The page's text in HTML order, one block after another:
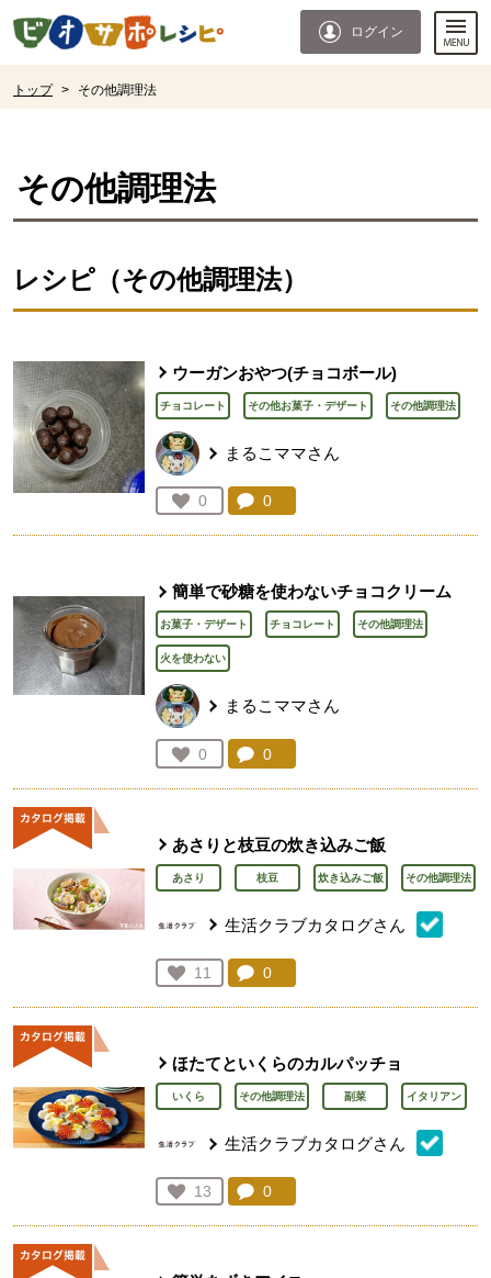
ページの先頭です。
ログイン
トップ > その他調理法
その他調理法
レシピ（その他調理法）
ウーガンおやつ(チョコボール)
チョコレート その他お菓子・デザート その他調理法
まるこママさん
お気に入り登録：
0
人が登録
コメント：
0
簡単で砂糖を使わないチョコクリーム
お菓子・デザート チョコレート その他調理法
火を使わない
まるこママさん
お気に入り登録：
0
人が登録
コメント：
0
あさりと枝豆の炊き込みご飯
あさり 枝豆 炊き込みご飯 その他調理法
生活クラブカタログさん
お気に入り登録：
11
人が登録
コメント：
0
ほたてといくらのカルパッチョ
いくら その他調理法 副菜 イタリアン
生活クラブカタログさん
お気に入り登録：
13
人が登録
コメント：
0